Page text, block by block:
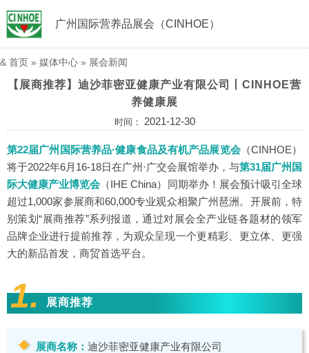
广州国际营养品展会（CINHOE）
& 首页 » 媒体中心 » 展会新闻
【展商推荐】迪沙菲密亚健康产业有限公司丨CINHOE营
养健康展
时间： 2021-12-30
第22届广州国际营养品·健康食品及有机产品展览会（CINHOE）
将于2022年6月16-18日在广州·广交会展馆举办，与第31届广州国
际大健康产业博览会 （IHE China）同期举办！展会预计吸引全球
超过1,000家参展商和60,000专业观众相聚广州琶洲。开展前，特
别策划“展商推荐”系列报道，通过对展会全产业链各题材的领军
品牌企业进行提前推荐，为观众呈现一个更精彩、更立体、更强
大的新品首发，商贸首选平台。
1. 展商推荐
展商名称： 迪沙菲密亚健康产业有限公司